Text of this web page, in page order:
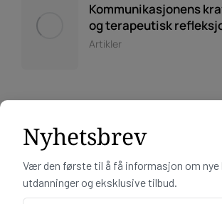
Kommunikasjonens
og terapeutisk
Artikler
KONTAKTINFO
Telefon:+47 91 66 72 11
Nyhetsbrev
Vær den første til å få informasjon om nye
utdanninger og eksklusive tilbud.